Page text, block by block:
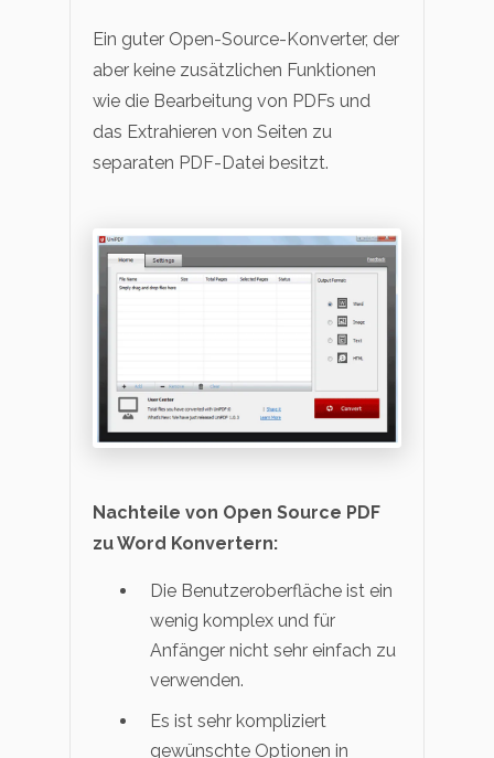
Ein guter Open-Source-Konverter, der
aber keine zusätzlichen Funktionen
wie die Bearbeitung von PDFs und
das Extrahieren von Seiten zu
separaten PDF-Datei besitzt.
Nachteile von Open Source PDF
zu Word Konvertern:
Die Benutzeroberfläche ist ein
wenig komplex und für
Anfänger nicht sehr einfach zu
verwenden.
Es ist sehr kompliziert
gewünschte Optionen in